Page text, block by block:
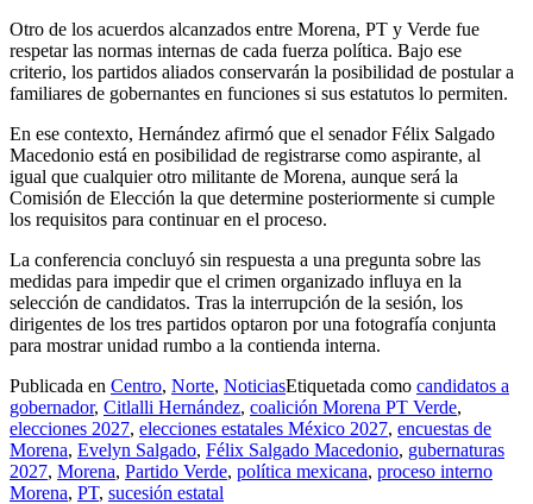
Otro de los acuerdos alcanzados entre Morena, PT y Verde fue
respetar las normas internas de cada fuerza política. Bajo ese
criterio, los partidos aliados conservarán la posibilidad de postular a
familiares de gobernantes en funciones si sus estatutos lo permiten.
En ese contexto, Hernández afirmó que el senador Félix Salgado
Macedonio está en posibilidad de registrarse como aspirante, al
igual que cualquier otro militante de Morena, aunque será la
Comisión de Elección la que determine posteriormente si cumple
los requisitos para continuar en el proceso.
La conferencia concluyó sin respuesta a una pregunta sobre las
medidas para impedir que el crimen organizado influya en la
selección de candidatos. Tras la interrupción de la sesión, los
dirigentes de los tres partidos optaron por una fotografía conjunta
para mostrar unidad rumbo a la contienda interna.
Publicada en Centro, Norte, NoticiasEtiquetada como candidatos a
gobernador, Citlalli Hernández, coalición Morena PT Verde,
elecciones 2027, elecciones estatales México 2027, encuestas de
Morena, Evelyn Salgado, Félix Salgado Macedonio, gubernaturas
2027, Morena, Partido Verde, política mexicana, proceso interno
Morena, PT, sucesión estatal